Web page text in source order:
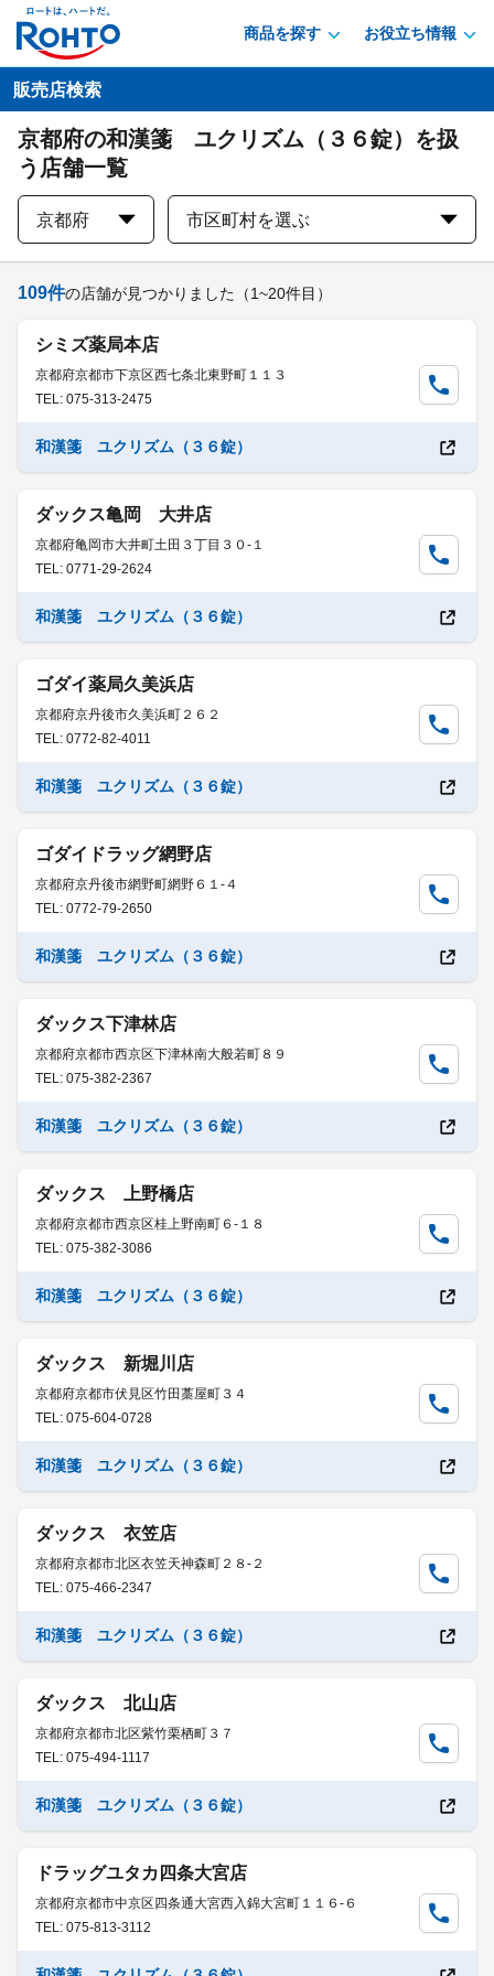
商品を探す お役立ち情報
販売店検索
京都府の和漢箋 ユクリズム（３６錠）を扱
う店舗一覧
京都府 市区町村を選ぶ
109件の店舗が見つかりました （1~20件目）
シミズ薬局本店
京都府京都市下京区西七条北東野町１１３
TEL: 075-313-2475
和漢箋 ユクリズム（３６錠）
ダックス亀岡 大井店
京都府亀岡市大井町土田３丁目３０-１
TEL: 0771-29-2624
和漢箋 ユクリズム（３６錠）
ゴダイ薬局久美浜店
京都府京丹後市久美浜町２６２
TEL: 0772-82-4011
和漢箋 ユクリズム（３６錠）
ゴダイドラッグ網野店
京都府京丹後市網野町網野６１-４
TEL: 0772-79-2650
和漢箋 ユクリズム（３６錠）
ダックス下津林店
京都府京都市西京区下津林南大般若町８９
TEL: 075-382-2367
和漢箋 ユクリズム（３６錠）
ダックス 上野橋店
京都府京都市西京区桂上野南町６-１８
TEL: 075-382-3086
和漢箋 ユクリズム（３６錠）
ダックス 新堀川店
京都府京都市伏見区竹田藁屋町３４
TEL: 075-604-0728
和漢箋 ユクリズム（３６錠）
ダックス 衣笠店
京都府京都市北区衣笠天神森町２８-２
TEL: 075-466-2347
和漢箋 ユクリズム（３６錠）
ダックス 北山店
京都府京都市北区紫竹栗栖町３７
TEL: 075-494-1117
和漢箋 ユクリズム（３６錠）
ドラッグユタカ四条大宮店
京都府京都市中京区四条通大宮西入錦大宮町１１６-６
TEL: 075-813-3112